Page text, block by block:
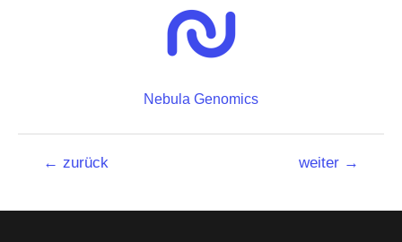
Nebula Genomics
Beitrags-
← zurück weiter →